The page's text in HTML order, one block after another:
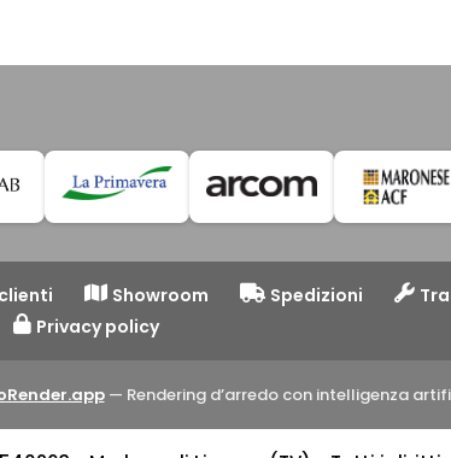
Showroom Spedizioni
Privacy policy
— Rendering d’arredo con intelligenza